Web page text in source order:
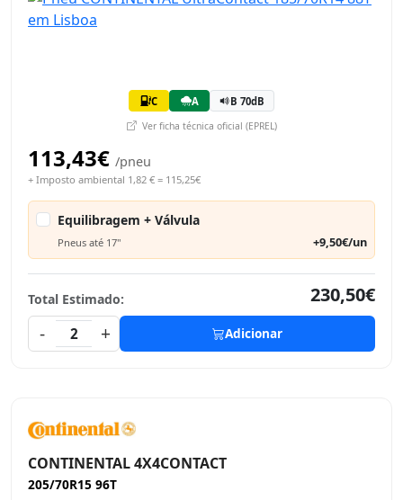
C A B 70dB
Ver ficha técnica oficial (EPREL)
113,43€ /pneu
+ Imposto ambiental 1,82 € = 115,25€
Equilibragem + Válvula
Pneus até 17" +9,50€/un
Total Estimado:
230,50€
-
2 + Adicionar
CONTINENTAL 4X4CONTACT
205/70R15 96T